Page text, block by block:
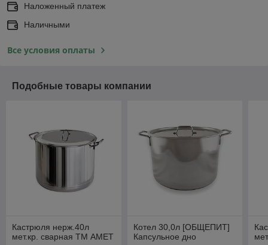
Наложенный платеж
Наличными
Все условия оплаты
Подобные товары компании
Кастрюля нерж.40л
мет.кр. сварная ТМ АМЕТ
Котел 30,0л [ОБЩЕПИТ]
Капсульное дно